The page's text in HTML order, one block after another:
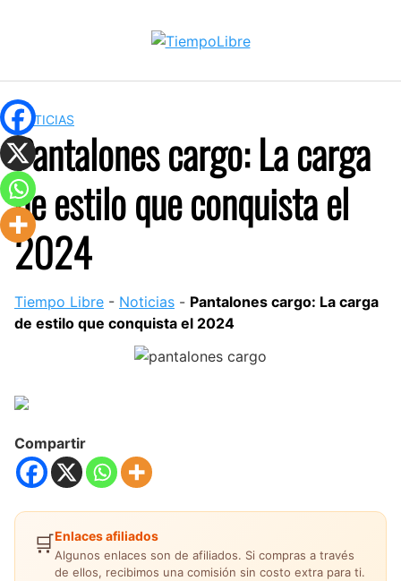
NOTICIAS
Pantalones cargo: La carga
de estilo que conquista el
2024
Tiempo Libre - Noticias - Pantalones cargo: La carga
de estilo que conquista el 2024
Compartir
🛒Enlaces afiliados
Algunos enlaces son de afiliados. Si compras a través
de ellos, recibimos una comisión sin costo extra para ti.